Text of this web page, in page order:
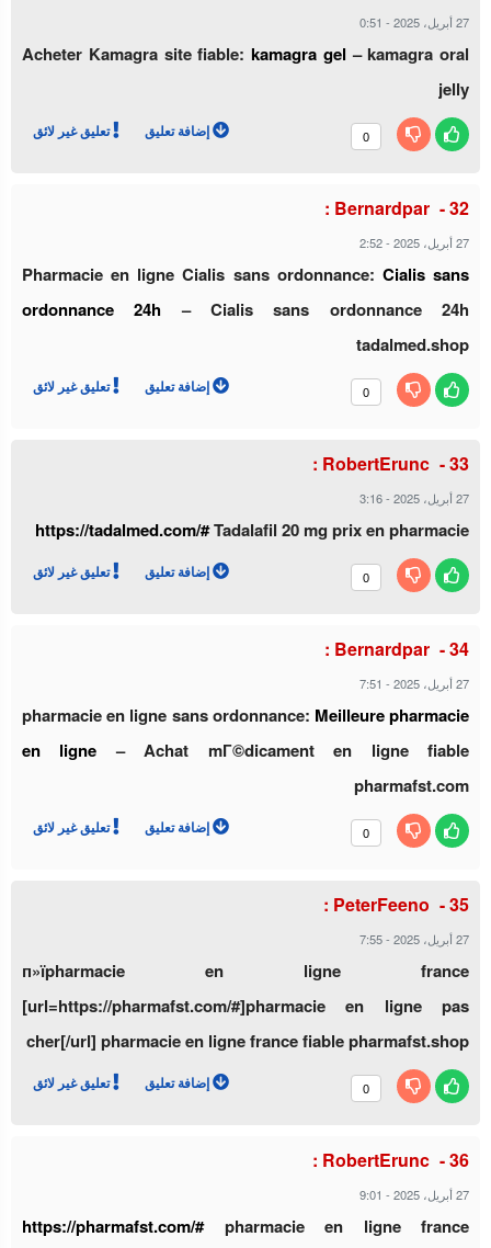
27 أبريل، 2025 -
0:51
Acheter Kamagra site fiable: kamagra gel – kamagra oral
jelly
0 إضافة تعليق تعليق غير لائق
Bernardpar :
27 أبريل، 2025 -
2:52
Pharmacie en ligne Cialis sans ordonnance: Cialis sans
ordonnance 24h – Cialis sans ordonnance 24h
tadalmed.shop
0 إضافة تعليق تعليق غير لائق
RobertErunc :
27 أبريل، 2025 -
3:16
https://tadalmed.com/#Tadalafil 20 mg prix en pharmacie
0 إضافة تعليق تعليق غير لائق
Bernardpar :
27 أبريل، 2025 -
7:51
pharmacie en ligne sans ordonnance: Meilleure pharmacie
en ligne – Achat mГ©dicament en ligne fiable
pharmafst.com
0 إضافة تعليق تعليق غير لائق
PeterFeeno :
27 أبريل، 2025 -
7:55
п»їpharmacie en ligne france
[url=https://pharmafst.com/#]pharmacie en ligne pas
cher[/url] pharmacie en ligne france fiable pharmafst.shop
0 إضافة تعليق تعليق غير لائق
RobertErunc :
27 أبريل، 2025 -
9:01
https://pharmafst.com/#pharmacie en ligne france